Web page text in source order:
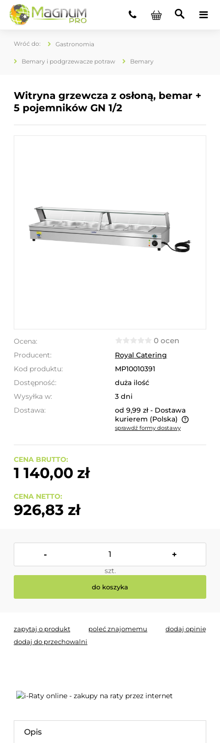
Gastronomia
Bemary i podgrzewacze potraw Bemary
Witryna grzewcza z osłoną, bemar +
5 pojemników GN 1/2
Ocena: 0 ocen
Producent:
Royal Catering
Kod produktu:
MP10010391
Dostępność:
duża ilość
Wysyłka w:
3 dni
Dostawa:
od 9,99 zł - Dostawa
kurierem (Polska)
Cena nie zawiera ewentualnych kosztów płatności
sprawdź formy dostawy
CENA BRUTTO:
1 140,00 zł
CENA NETTO:
926,83 zł
- +
szt.
do koszyka
zapytaj o produkt poleć znajomemu
dodaj opinię
dodaj do przechowalni
Opis